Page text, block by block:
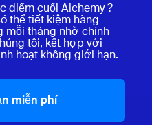
điểm cuối Alchemy ?
thể tiết kiệm hàng
mỗi tháng nhờ chính
tôi, kết hợp với
hoạt không giới hạn.
miễn phí